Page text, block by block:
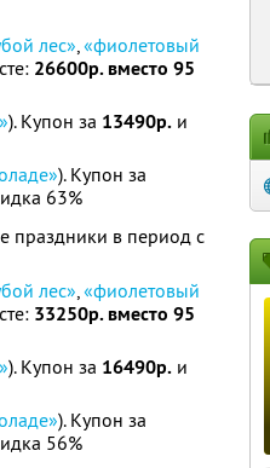
лес»,«фиолетовый
26600р. вместо 95
). Купон за 13490р. и
). Купон за
63%
праздники в период с
лес»,«фиолетовый
33250р. вместо 95
). Купон за 16490р. и
). Купон за
56%